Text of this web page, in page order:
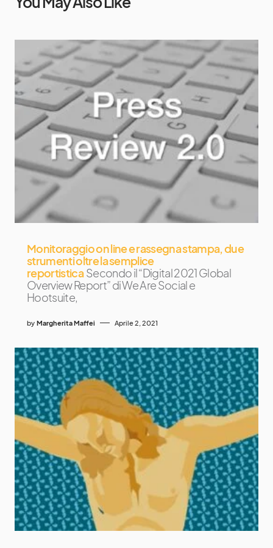
Monitoraggio on line e rassegna stampa, due
strumenti oltre la semplice
reportistica Secondo il “Digital 2021 Global
Overview Report” di We Are Social e
Hootsuite,
by Margherita Maffei Aprile 2, 2021